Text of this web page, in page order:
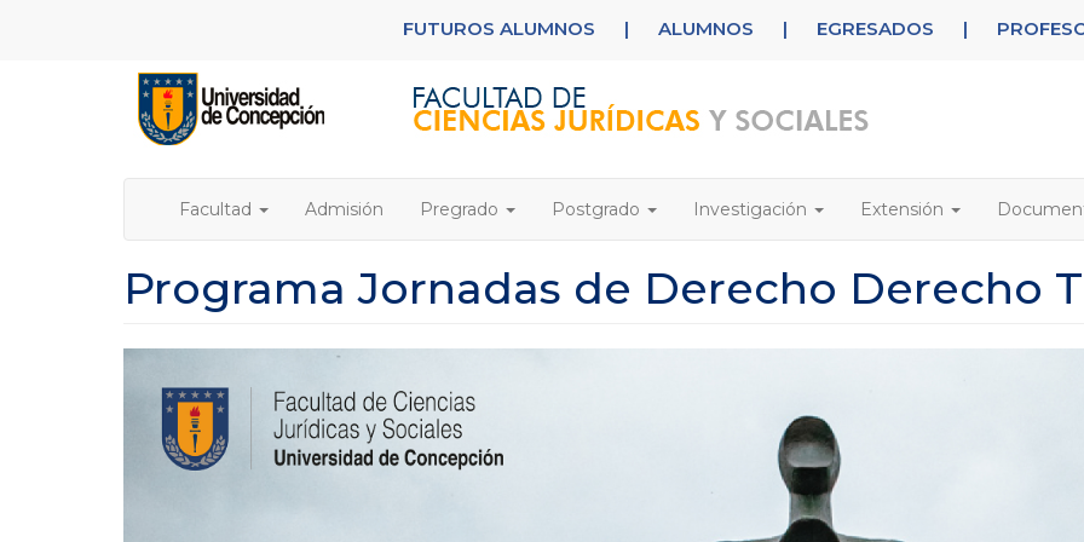
FUTUROS ALUMNOS | ALUMNOS | EGRESADOS |
Facultad Admisión Pregrado Postgrado Investigación Extensión
Programa Jornadas de Derecho Derecho